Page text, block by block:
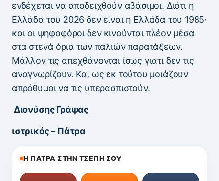
ενδέχεται να αποδειχθούν αβάσιμοι. Διότι η
Ελλάδα του 2026 δεν είναι η Ελλάδα του 1985·
και οι ψηφοφόροι δεν κινούνται πλέον μέσα
στα στενά όρια των παλιών παρατάξεων.
Μάλλον τις απεχθάνονται ίσως γιατι δεν τις
αναγνωρίζουν. Και ως εκ τούτου μοιάζουν
απρόθυμοι να τις υπερασπιστούν.
Διονύσης Γράψας
ιστρικός – Πάτρα
Η ΠΑΤΡΑ ΣΤΗΝ ΤΣΕΠΗ ΣΟΥ